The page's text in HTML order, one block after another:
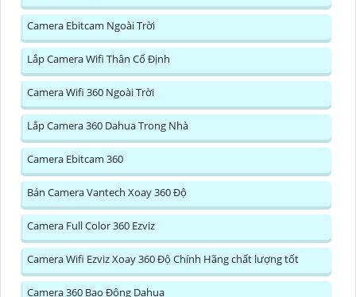
Camera Ebitcam Ngoài Trời
Lắp Camera Wifi Thân Cố Định
Camera Wifi 360 Ngoài Trời
Lắp Camera 360 Dahua Trong Nhà
Camera Ebitcam 360
Bán Camera Vantech Xoay 360 Độ
Camera Full Color 360 Ezviz
Camera Wifi Ezviz Xoay 360 Độ Chính Hãng chất lượng tốt
Camera 360 Bao Động Dahua